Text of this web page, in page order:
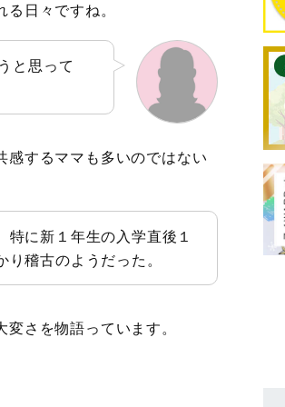
日々ですね。
と思って
するママも多いのではない
に新１年生の入学直後１
稽古のようだった。
さを物語っています。